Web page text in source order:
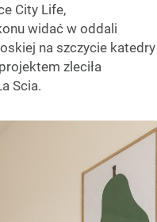
City Life,
widać w oddali
na szczycie katedry
zleciła
Scia.